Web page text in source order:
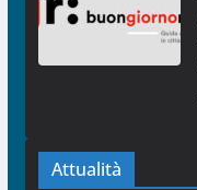
Attualità